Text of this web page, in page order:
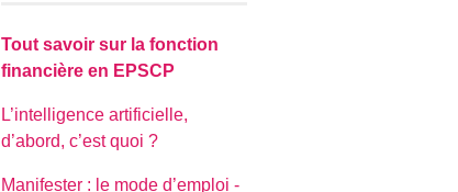
Tout savoir sur la fonction
financière en EPSCP
L’intelligence artificielle,
d’abord, c’est quoi ?
Manifester : le mode d’emploi -